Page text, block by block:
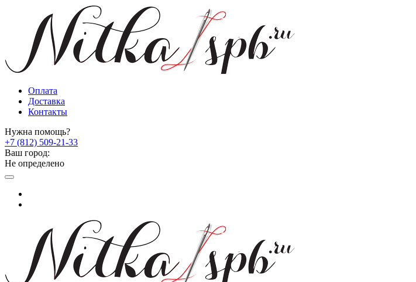
Оплата
Доставка
Контакты
Нужна помощь?
+7 (812) 509-21-33
Ваш город:
Не определено